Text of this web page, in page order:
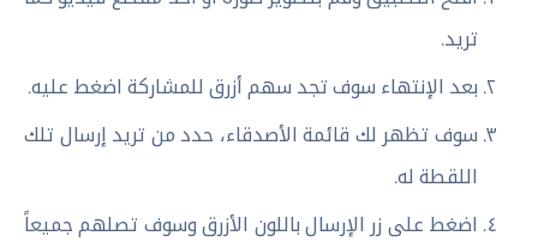
تريد.
بعد الإنتهاء سوف تجد سهم أزرق للمشاركة اضغط عليه.
سوف تظهر لك قائمة الأصدقاء، حدد من تريد إرسال تلك
اللقطة له.
اضغط على زر الإرسال باللون الأزرق وسوف تصلهم جميعاً